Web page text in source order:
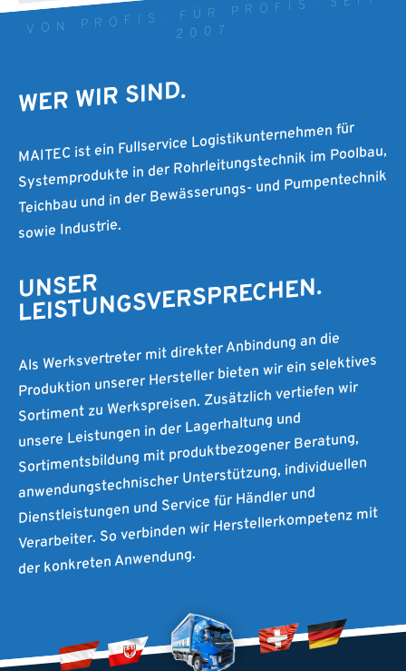
VON PROFIS. FÜR PROFIS. SEIT
2007
WER WIR SIND.
MAITEC ist ein Fullservice Logistikunternehmen für
Systemprodukte in der Rohrleitungstechnik im Poolbau,
Teichbau und in der Bewässerungs- und Pumpentechnik
sowie Industrie.
UNSER
LEISTUNGSVERSPRECHEN.
Als Werksvertreter mit direkter Anbindung an die
Produktion unserer Hersteller bieten wir ein selektives
Sortiment zu Werkspreisen. Zusätzlich vertiefen wir
unsere Leistungen in der Lagerhaltung und
Sortimentsbildung mit produktbezogener Beratung,
anwendungstechnischer Unterstützung, individuellen
Dienstleistungen und Service für Händler und
Verarbeiter. So verbinden wir Herstellerkompetenz mit
der konkreten Anwendung.